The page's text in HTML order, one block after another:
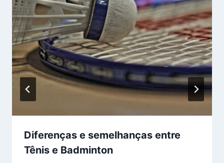
Diferenças e semelhanças entre
Tênis e Badminton